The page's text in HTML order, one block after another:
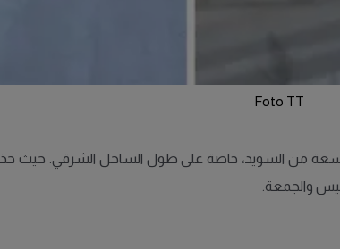
Foto TT
من السويد، خاصة على طول الساحل الشرقي. حيث
والجمعة.